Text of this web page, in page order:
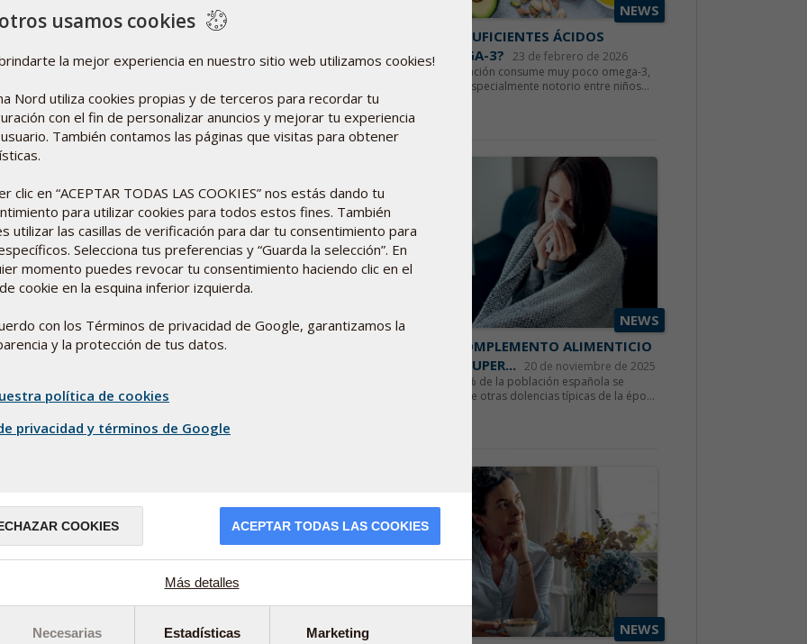
de enfermedades que afectan a
sistema inmune requiere ciertos
del género. En
ve desafiado por las pocas horas de
ser una buena idea tomar
nuestras dietas.
de selenio
suficientes de selenio mediante la
son bajas en este
que se cultivan en el suelo europeo
otras partes del mundo.
levadura de selenio patentada,
demostrada y documentada.
ActiveComplex Selenio+Zinc,
a la función inmune normal igual
que obtenemos principalmente
o los mariscos.
NEWS
¿CONSUMES SUFICIENTES ÁCIDOS
GRASOS OMEGA-3? 23 de febrero de 2026
El 65 % de la población consume muy poco omega-3,
y el problema es especialmente notorio entre niños...
Leer más
NEWS
¿PUEDE UN COMPLEMENTO ALIMENTICIO
AYUDARTE A SUPER... 20 de noviembre de 2025
Alrededor del 75 % de la población española se
resfría o padece de otras dolencias típicas de la épo...
NEWS
usamos cookies
brindarte la mejor experiencia en nuestro sitio web utilizamos cookies!
Nord utiliza cookies propias y de terceros para recordar tu
con el fin de personalizar anuncios y mejorar tu experiencia
También contamos las páginas que visitas para obtener
clic en “ACEPTAR TODAS LAS COOKIES” nos estás dando tu
para utilizar cookies para todos estos fines. También
utilizar las casillas de verificación para dar tu consentimiento para
Selecciona tus preferencias y “Guarda la selección”. En
momento puedes revocar tu consentimiento haciendo clic en el
cookie en la esquina inferior izquierda.
con los Términos de privacidad de Google, garantizamos la
y la protección de tus datos.
política de cookies
privacidad y términos de Google
COOKIES ACEPTAR TODAS LAS COOKIES
Más detalles
Necesarias Estadísticas Marketing